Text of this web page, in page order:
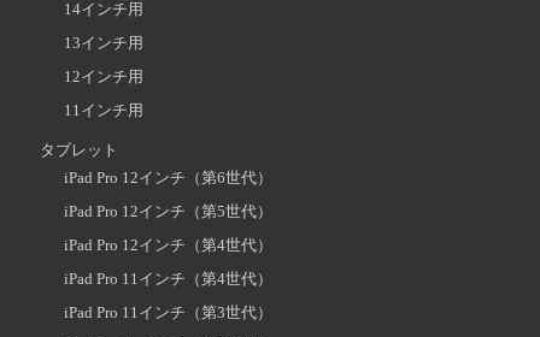
14インチ用
13インチ用
12インチ用
11インチ用
タブレット
iPad Pro 12インチ（第6世代）
iPad Pro 12インチ（第5世代）
iPad Pro 12インチ（第4世代）
iPad Pro 11インチ（第4世代）
iPad Pro 11インチ（第3世代）